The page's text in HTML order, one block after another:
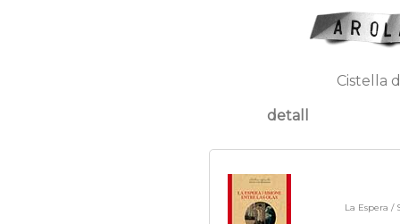
Cistella
detall
La Espera /